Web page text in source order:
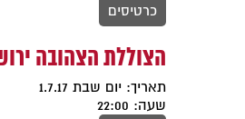
כרטיסים
הצוללת הצהובה
תאריך: יום שבת 1.7.17
שעה: 22:00